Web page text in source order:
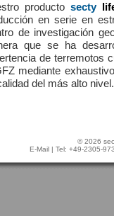
productosecty
en serie en
de investigación
que se ha
de terremotos
mediante
del más alto nivel.
© 2026
E-Mail | Tel: +49-2305-